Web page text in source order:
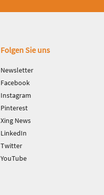
Fußbereich
Folgen Sie uns
Newsletter
Facebook
Instagram
Pinterest
Xing News
LinkedIn
Twitter
YouTube